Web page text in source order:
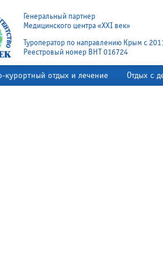
Генеральный партнер
Медицинского центра «XXI век»
Туроператор по направлению Крым с
Реестровый номер ВНТ 016724
курортный отдых и лечение Отдых с